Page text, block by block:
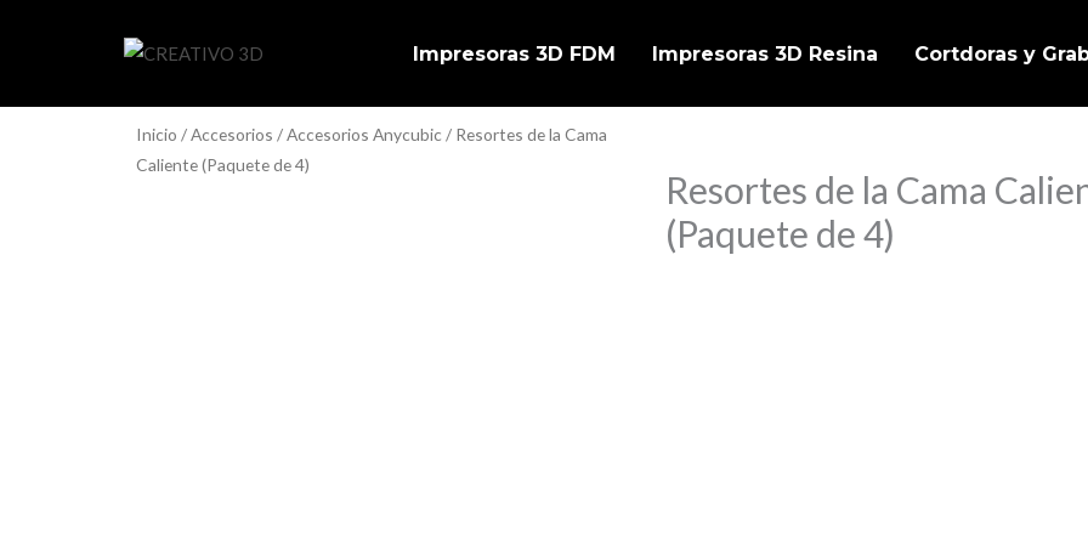
Impresoras 3D FDM Impresoras 3D Resina Cortdoras y
Inicio /Accesorios /Accesorios Anycubic / Resortes de la Cama
Caliente (Paquete de 4)
Resortes de la Cama
(Paquete de 4)